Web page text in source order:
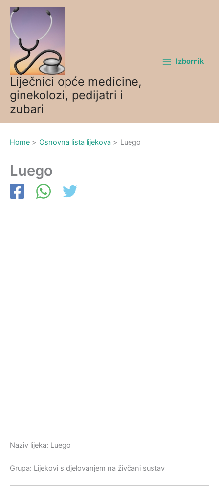
Skip
content
Liječnici opće medicine,
ginekolozi, pedijatri i
zubari
Izbornik
Home Osnovna lista lijekova Luego
Luego
Naziv lijeka: Luego
Grupa: Lijekovi s djelovanjem na živčani sustav